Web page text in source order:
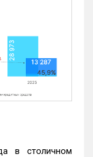
в столичном